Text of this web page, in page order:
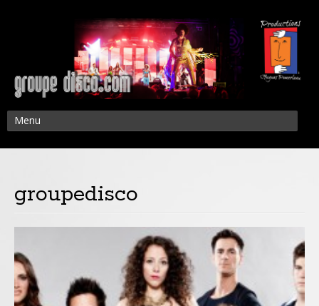
Menu
groupedisco